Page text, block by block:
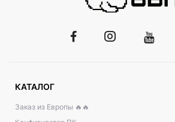
КАТАЛОГ
Заказ из Европы 🔥🔥